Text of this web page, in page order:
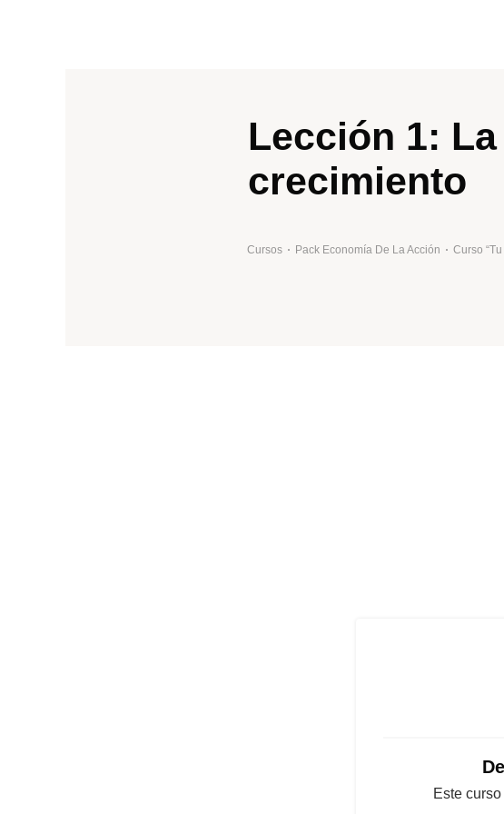
Lección 1:
crecimiento
Cursos Pack Economía De La Acción Curso
Este